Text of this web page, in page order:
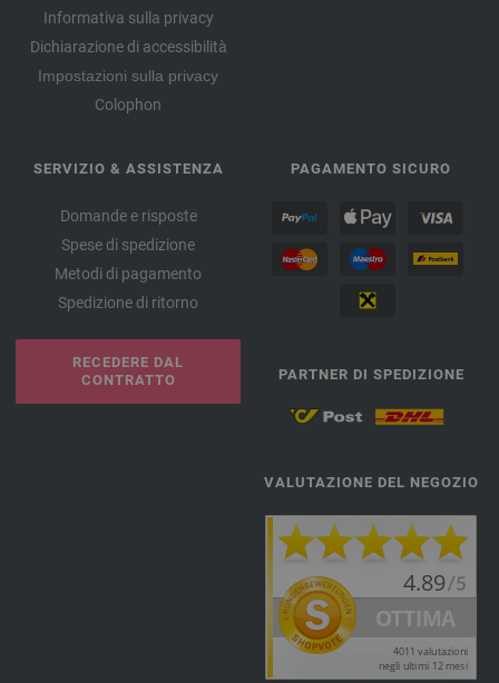
Informativa sulla privacy
Dichiarazione di accessibilità
Impostazioni sulla privacy
Colophon
SERVIZIO & ASSISTENZA
Domande e risposte
Spese di spedizione
Metodi di pagamento
Spedizione di ritorno
RECEDERE DAL
CONTRATTO
PAGAMENTO SICURO
PARTNER DI SPEDIZIONE
VALUTAZIONE DEL NEGOZIO